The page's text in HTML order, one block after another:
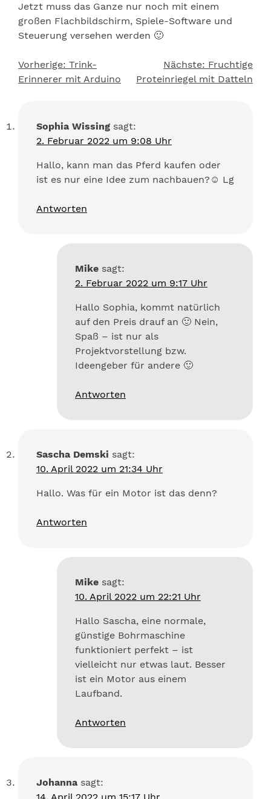
Jetzt muss das Ganze nur noch mit einem
großen Flachbildschirm, Spiele-Software und
Steuerung versehen werden 🙂
Beitragsnavigation
Vorherige: Trink-
Erinnerer mit Arduino
Nächste: Fruchtige
Proteinriegel mit Datteln
Sophia Wissing sagt:
2. Februar 2022 um 9:08 Uhr
Hallo, kann man das Pferd kaufen oder
ist es nur eine Idee zum nachbauen?☺️ Lg
Antworten
Mike sagt:
2. Februar 2022 um 9:17 Uhr
Hallo Sophia, kommt natürlich
auf den Preis drauf an 🙂 Nein,
Spaß – ist nur als
Projektvorstellung bzw.
Ideengeber für andere 🙂
Antworten
Sascha Demski sagt:
10. April 2022 um 21:34 Uhr
Hallo. Was für ein Motor ist das denn?
Antworten
Mike sagt:
10. April 2022 um 22:21 Uhr
Hallo Sascha, eine normale,
günstige Bohrmaschine
funktioniert perfekt – ist
vielleicht nur etwas laut. Besser
ist ein Motor aus einem
Laufband.
Antworten
Johanna sagt: